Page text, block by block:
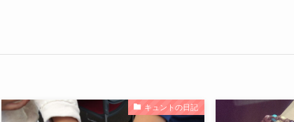
キュントの日記